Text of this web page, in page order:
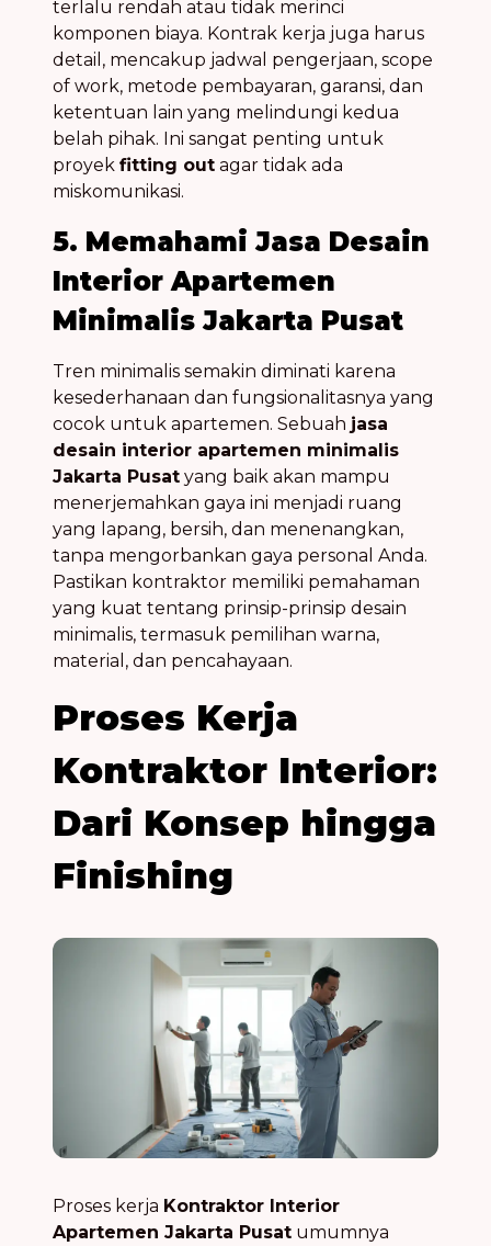
terlalu rendah atau tidak merinci
komponen biaya. Kontrak kerja juga harus
detail, mencakup jadwal pengerjaan, scope
of work, metode pembayaran, garansi, dan
ketentuan lain yang melindungi kedua
belah pihak. Ini sangat penting untuk
proyek fitting out agar tidak ada
miskomunikasi.
5. Memahami Jasa Desain
Interior Apartemen
Minimalis Jakarta Pusat
Tren minimalis semakin diminati karena
kesederhanaan dan fungsionalitasnya yang
cocok untuk apartemen. Sebuah jasa
desain interior apartemen minimalis
Jakarta Pusat yang baik akan mampu
menerjemahkan gaya ini menjadi ruang
yang lapang, bersih, dan menenangkan,
tanpa mengorbankan gaya personal Anda.
Pastikan kontraktor memiliki pemahaman
yang kuat tentang prinsip-prinsip desain
minimalis, termasuk pemilihan warna,
material, dan pencahayaan.
Proses Kerja
Kontraktor Interior:
Dari Konsep hingga
Finishing
Proses kerja Kontraktor Interior
Apartemen Jakarta Pusat umumnya